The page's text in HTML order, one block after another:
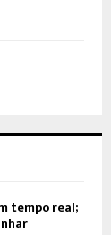
tempo real;